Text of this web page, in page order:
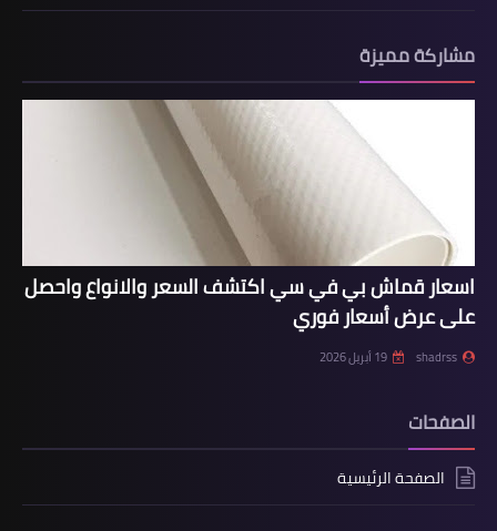
مشاركة مميزة
اسعار قماش بي في سي اكتشف السعر والانواع واحصل
على عرض أسعار فوري
shadrss 19 أبريل 2026
الصفحات
الصفحة الرئيسية